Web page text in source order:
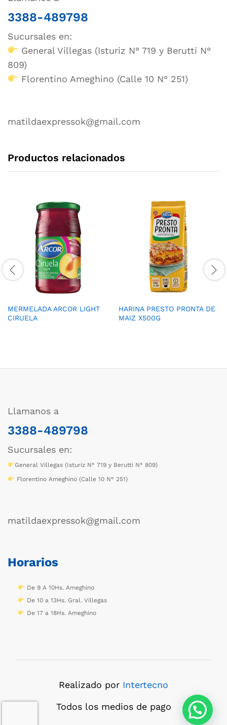
3388-489798
Sucursales en:
General Villegas (Isturiz N° 719 y Berutti N°
809)
Florentino Ameghino (Calle 10 N° 251)
matildaexpressok@gmail.com
Productos relacionados
MERMELADA ARCOR LIGHT
CIRUELA
HARINA PRESTO PRONTA DE
MAIZ X500G
Llamanos a
3388-489798
Sucursales en:
General Villegas (Isturiz N° 719 y Berutti N° 809)
Florentino Ameghino (Calle 10 N° 251)
matildaexpressok@gmail.com
Horarios
De 9 A 10Hs. Ameghino
De 10 a 13Hs. Gral. Villegas
De 17 a 18Hs. Ameghino
Realizado por Intertecno
Todos los medios de pago